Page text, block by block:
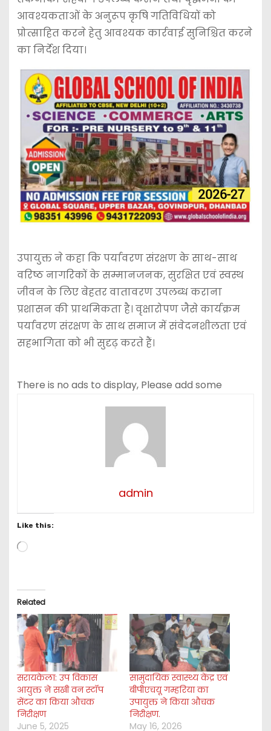
आवश्यकताओं के अनुरूप कृषि गतिविधियों को
प्रोत्साहित करने हेतु आवश्यक कार्रवाई सुनिश्चित करने
का निर्देश दिया।
उपायुक्त ने कहा कि पर्यावरण संरक्षण के साथ-साथ
वरिष्ठ नागरिकों के सम्मानजनक, सुरक्षित एवं स्वस्थ
जीवन के लिए बेहतर वातावरण उपलब्ध कराना
प्रशासन की प्राथमिकता है। वृक्षारोपण जैसे कार्यक्रम
पर्यावरण संरक्षण के साथ समाज में संवेदनशीलता एवं
सहभागिता को भी सुदृढ़ करते हैं।
There is no ads to display, Please add some
admin
Like this:
L
i
n
g
…
Related
सरायकेला: उप विकास
आयुक्त ने सखी वन स्टॉप
सेंटर का किया औचक
निरीक्षण
June 5, 2025
सामुदायिक स्वास्थ्य केंद्र एवं
बीपीएचयू गम्हरिया का
उपायुक्त ने किया औचक
निरीक्षण.
May 16, 2026